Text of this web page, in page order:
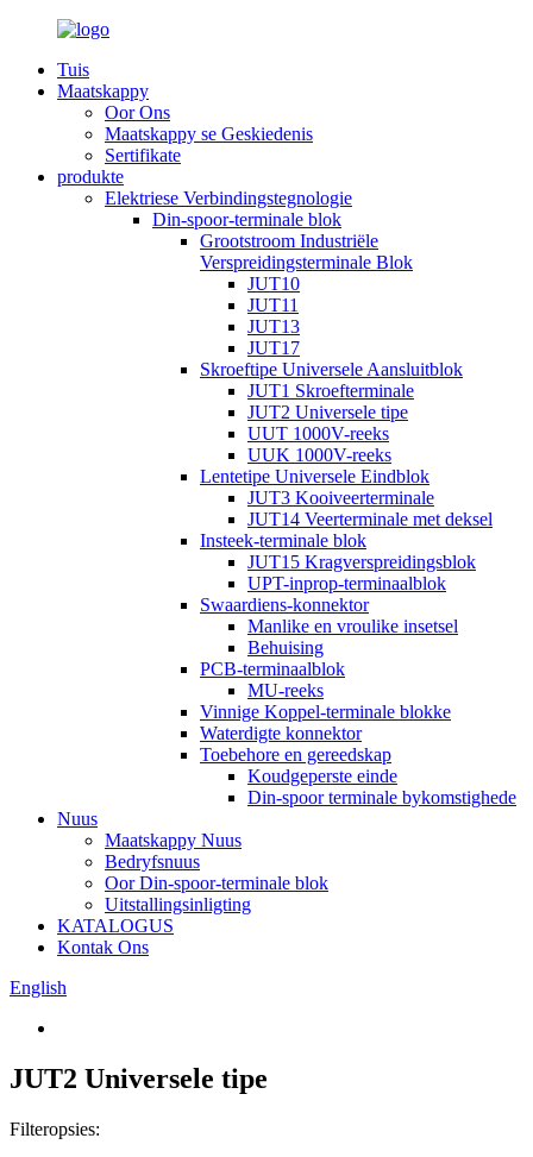
Tuis
Maatskappy
Oor Ons
Maatskappy se Geskiedenis
Sertifikate
produkte
Elektriese Verbindingstegnologie
Din-spoor-terminale blok
Grootstroom Industriële
Verspreidingsterminale Blok
JUT10
JUT11
JUT13
JUT17
Skroeftipe Universele Aansluitblok
JUT1 Skroefterminale
JUT2 Universele tipe
UUT 1000V-reeks
UUK 1000V-reeks
Lentetipe Universele Eindblok
JUT3 Kooiveerterminale
JUT14 Veerterminale met deksel
Insteek-terminale blok
JUT15 Kragverspreidingsblok
UPT-inprop-terminaalblok
Swaardiens-konnektor
Manlike en vroulike insetsel
Behuising
PCB-terminaalblok
MU-reeks
Vinnige Koppel-terminale blokke
Waterdigte konnektor
Toebehore en gereedskap
Koudgeperste einde
Din-spoor terminale bykomstighede
Nuus
Maatskappy Nuus
Bedryfsnuus
Oor Din-spoor-terminale blok
Uitstallingsinligting
KATALOGUS
Kontak Ons
English
JUT2 Universele tipe
Filteropsies: